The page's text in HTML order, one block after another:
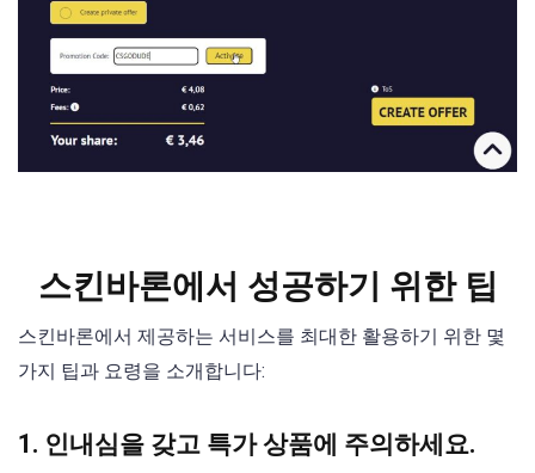
스킨바론에서 성공하기 위한 팁
스킨바론에서 제공하는 서비스를 최대한 활용하기 위한 몇
가지 팁과 요령을 소개합니다:
1. 인내심을 갖고 특가 상품에 주의하세요.